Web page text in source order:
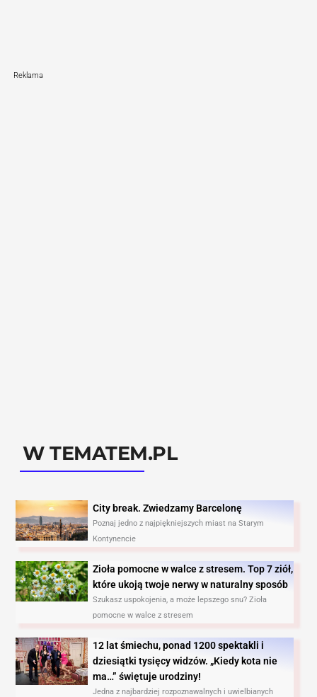
Reklama
W TEMATEM.PL
City break. Zwiedzamy Barcelonę​
Poznaj jedno z najpiękniejszych miast na Starym
Kontynencie
Zioła pomocne w walce z stresem. Top 7 ziół,
które ukoją twoje nerwy w naturalny sposób
Szukasz uspokojenia, a może lepszego snu? Zioła
pomocne w walce z stresem
12 lat śmiechu, ponad 1200 spektakli i
dziesiątki tysięcy widzów. „Kiedy kota nie
ma…” świętuje urodziny!
Jedna z najbardziej rozpoznawalnych i uwielbianych